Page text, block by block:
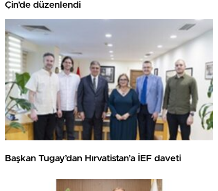
Çin’de düzenlendi
Başkan Tugay’dan Hırvatistan’a İEF daveti